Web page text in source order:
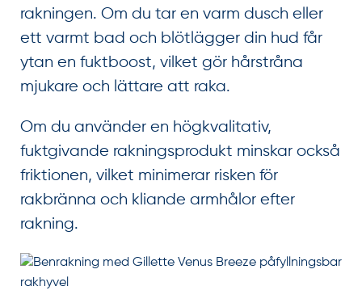
rakningen. Om du tar en varm dusch eller
ett varmt bad och blötlägger din hud får
ytan en fuktboost, vilket gör hårstråna
mjukare och lättare att raka.
Om du använder en högkvalitativ,
fuktgivande rakningsprodukt minskar också
friktionen, vilket minimerar risken för
rakbränna och kliande armhålor efter
rakning.